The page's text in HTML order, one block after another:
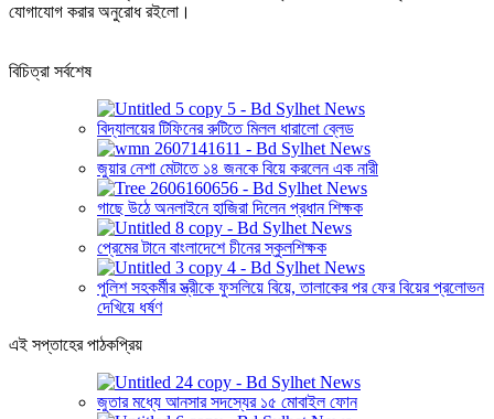
যোগাযোগ করার অনুরোধ রইলো।
বিচিত্রা সর্বশেষ
বিদ্যালয়ের টিফিনের রুটিতে মিলল ধারালো ব্লেড
জুয়ার নেশা মেটাতে ১৪ জনকে বিয়ে করলেন এক নারী
গাছে উঠে অনলাইনে হাজিরা দিলেন প্রধান শিক্ষক
প্রেমের টানে বাংলাদেশে চীনের স্কুলশিক্ষক
পুলিশ সহকর্মীর স্ত্রীকে ফুসলিয়ে বিয়ে, তালাকের পর ফের বিয়ের প্রলোভন
দেখিয়ে ধর্ষণ
এই সপ্তাহের পাঠকপ্রিয়
জুতার মধ্যে আনসার সদস্যের ১৫ মোবাইল ফোন